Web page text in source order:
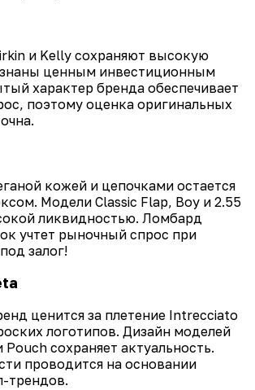
и Kelly сохраняют высокую
ценным инвестиционным
характер бренда обеспечивает
поэтому оценка оригинальных
кожей и цепочками остается
Модели Classic Flap, Boy и 2.55
ликвидностью. Ломбард
учтет рыночный спрос при
залог!
ценится за плетение Intrecciato
логотипов. Дизайн моделей
Pouch сохраняет актуальность.
проводится на основании
трендов.